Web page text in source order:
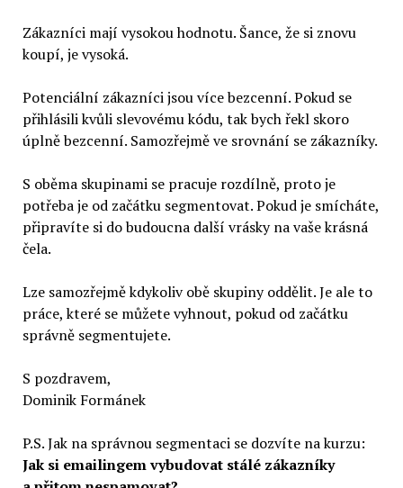
Zákazníci mají vysokou hodnotu. Šance, že si znovu
koupí, je vysoká.
Potenciální zákazníci jsou více bezcenní. Pokud se
přihlásili kvůli slevovému kódu, tak bych řekl skoro
úplně bezcenní. Samozřejmě ve srovnání se zákazníky.
S oběma skupinami se pracuje rozdílně, proto je
potřeba je od začátku segmentovat. Pokud je smícháte,
připravíte si do budoucna další vrásky na vaše krásná
čela.
Lze samozřejmě kdykoliv obě skupiny oddělit. Je ale to
práce, které se můžete vyhnout, pokud od začátku
správně segmentujete.
S pozdravem,
Dominik Formánek
P.S. Jak na správnou segmentaci se dozvíte na kurzu:
Jak si emailingem vybudovat stálé zákazníky